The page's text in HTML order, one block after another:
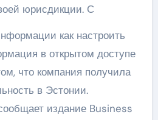
юрисдикции. С
как настроить
в открытом доступе
что компания получила
в Эстонии.
издание Business